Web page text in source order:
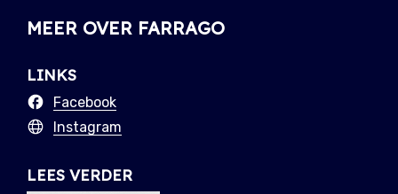
MEER OVER FARRAGO
LINKS
Facebook
Instagram
LEES VERDER